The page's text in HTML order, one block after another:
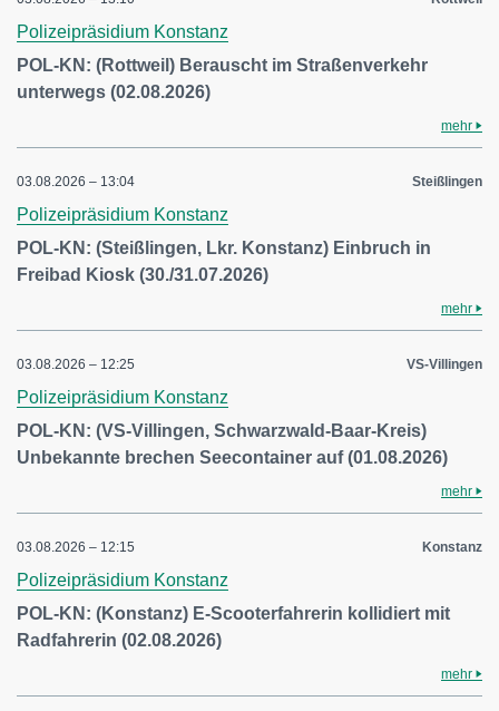
Polizeipräsidium Konstanz
POL-KN: (Rottweil) Berauscht im Straßenverkehr
unterwegs (02.08.2026)
mehr
03.08.2026 – 13:04 Steißlingen
Polizeipräsidium Konstanz
POL-KN: (Steißlingen, Lkr. Konstanz) Einbruch in
Freibad Kiosk (30./31.07.2026)
mehr
03.08.2026 – 12:25 VS-Villingen
Polizeipräsidium Konstanz
POL-KN: (VS-Villingen, Schwarzwald-Baar-Kreis)
Unbekannte brechen Seecontainer auf (01.08.2026)
mehr
03.08.2026 – 12:15 Konstanz
Polizeipräsidium Konstanz
POL-KN: (Konstanz) E-Scooterfahrerin kollidiert mit
Radfahrerin (02.08.2026)
mehr